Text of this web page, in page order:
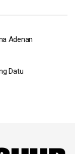
Adenan
Datu